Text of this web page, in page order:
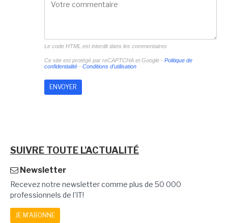
Le code HTML est interdit dans les commentaires
Ce site est protégé par reCAPTCHA et Google - Politique de
confidentialité- Conditions d'utilisation
SUIVRE TOUTE L'ACTUALITÉ
Newsletter
Recevez notre newsletter comme plus de 50 000
professionnels de l'IT!
JE M'ABONNE